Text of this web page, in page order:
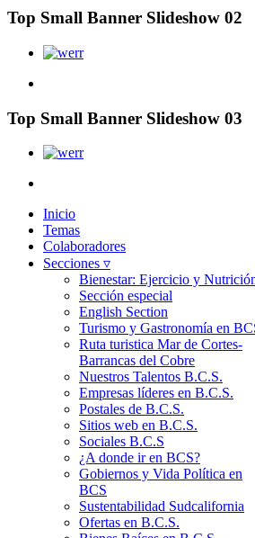
Top Small Banner Slideshow 02
Top Small Banner Slideshow 03
Inicio
Temas
Colaboradores
Secciones ▿
Bienestar: Ejercicio y
Sección especial
English Section
Turismo y Gastronomía en
Ruta turistica Mar de Cortes-
Barrancas del Cobre
Nuestros Talentos B.C.S.
Empresas líderes en B.C.S.
Postales de B.C.S.
Sitios web en B.C.S.
Sociales B.C.S
¿A donde ir en BCS?
Gobiernos y Vida Política en
BCS
Sustentabilidad Sudcalifornia
Ofertas en B.C.S.